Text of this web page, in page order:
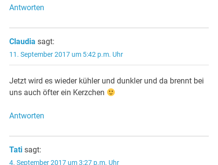
Antworten
Claudia sagt:
11. September 2017 um 5:42 p.m. Uhr
Jetzt wird es wieder kühler und dunkler und da brennt bei
uns auch öfter ein Kerzchen
Antworten
Tati sagt:
4. September 2017 um 3:27 p.m. Uhr